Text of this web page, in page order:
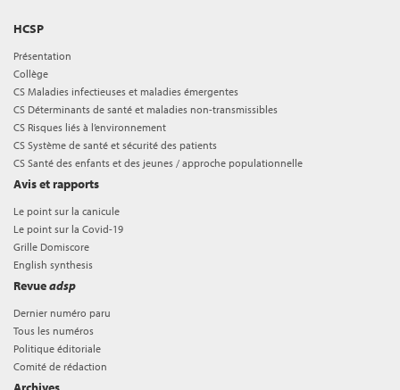
HCSP
Présentation
Collège
CS Maladies infectieuses et maladies émergentes
CS Déterminants de santé et maladies non-transmissibles
CS Risques liés à l’environnement
CS Système de santé et sécurité des patients
CS Santé des enfants et des jeunes / approche populationnelle
Avis et rapports
Le point sur la canicule
Le point sur la Covid-19
Grille Domiscore
English synthesis
Revueadsp
Dernier numéro paru
Tous les numéros
Politique éditoriale
Comité de rédaction